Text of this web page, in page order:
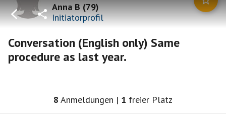
Anna B(79)
Initiatorprofil
Conversation (English only) Same
procedure as last year.
8 Anmeldungen | 1 freier Platz